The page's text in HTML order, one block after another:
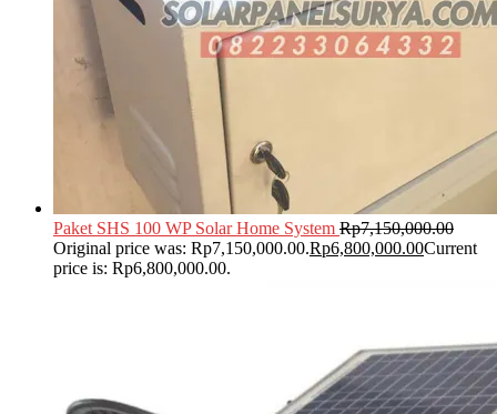
Paket SHS 100 WP Solar Home System Rp7,150,000.00
Original price was: Rp7,150,000.00.Rp6,800,000.00Current
price is: Rp6,800,000.00.